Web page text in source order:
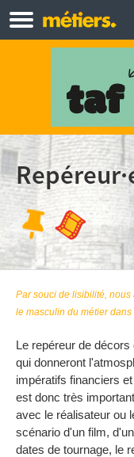
Par souci de lisibilité,
le masculin du métier
Le repéreur de
qui donneront
impératifs financiers
est donc très
avec le réalisateur ou
scénario d'un film,
dates de tournage, le